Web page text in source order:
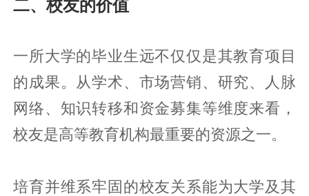
二、校友的价值
一所大学的毕业生远不仅仅是其教育项目
的成果。从学术、市场营销、研究、人脉
网络、知识转移和资金募集等维度来看，
校友是高等教育机构最重要的资源之一。
培育并维系牢固的校友关系能为大学及其